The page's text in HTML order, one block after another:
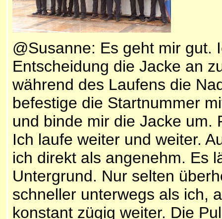
@Susanne: Es geht mir gut.
Entscheidung die Jacke an
während des Laufens die
befestige die Startnummer
und binde mir die Jacke um.
Ich laufe weiter und weiter.
ich direkt als angenehm. Es
Untergrund. Nur selten
schneller unterwegs als ich,
konstant zügig weiter. Die